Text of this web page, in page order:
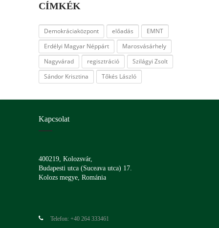
CÍMKÉK
Demokráciaközpont előadás
EMNT
Erdélyi Magyar Néppárt
Marosvásárhely
Nagyvárad
regisztráció
Szilágyi Zsolt
Sándor Krisztina
Tőkés László
Kapcsolat
400219, Kolozsvár,
Budapesti utca (Suceava utca) 17.
Kolozs megye, Románia
Telefon: +40 264 333461